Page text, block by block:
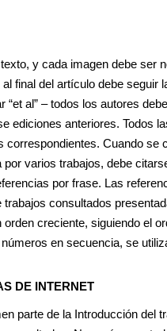
y cada imagen debe
final del artículo debe
“et al” – todos los autores
ediciones anteriores.
Cuando
varios trabajos, debe
por frase. Las
consultados
creciente, siguiendo el
en secuencia, se
DE INTERNET
parte de la Introducción